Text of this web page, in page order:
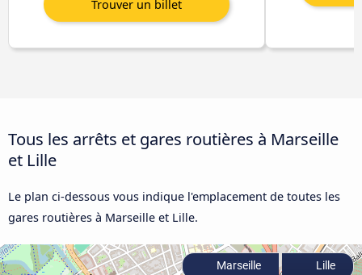
Tous les arrêts et gares routières à Marseille
et Lille
Le plan ci-dessous vous indique l'emplacement de toutes les
gares routières à Marseille et Lille.
Marseille Lille